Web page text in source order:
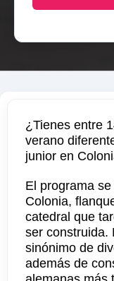
¿Tienes entre
verano
junior en
El programa
Colonia,
catedral que
ser construida.
sinónimo de
además de